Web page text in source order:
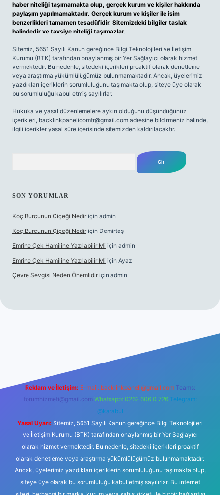
haber niteliği taşımamakta olup, gerçek kurum ve kişiler hakkında
paylaşım yapılmamaktadır. Gerçek kurum ve kişiler ile isim
benzerlikleri tamamen tesadüfidir. Sitemizdeki bilgiler taslak
halindedir ve tavsiye niteliği taşımazlar.
Sitemiz, 5651 Sayılı Kanun gereğince Bilgi Teknolojileri ve İletişim
Kurumu (BTK) tarafından onaylanmış bir Yer Sağlayıcı olarak hizmet
vermektedir. Bu nedenle, sitedeki içerikleri proaktif olarak denetleme
veya araştırma yükümlülüğümüz bulunmamaktadır. Ancak, üyelerimiz
yazdıkları içeriklerin sorumluluğunu taşımakta olup, siteye üye olarak
bu sorumluluğu kabul etmiş sayılırlar.
Hukuka ve yasal düzenlemelere aykırı olduğunu düşündüğünüz
içerikleri, backlinkpanelicomtr@gmail.com adresine bildirmeniz halinde,
ilgili içerikler yasal süre içerisinde sitemizden kaldırılacaktır.
SON YORUMLAR
Koç Burcunun Çiçeği Nedir için admin
Koç Burcunun Çiçeği Nedir için Demirtaş
Emrine Çek Hamiline Yazılabilir Mi için admin
Emrine Çek Hamiline Yazılabilir Mi için Ayaz
Çevre Sevgisi Neden Önemlidir için admin
Reklam ve İletişim: E-mail: backlinkpaneli@gmail.com Teams:
forumhizmeti@gmail.com Whatsapp: 0262 606 0 726 Telegram:
@karabul
Yasal Uyarı: Sitemiz, 5651 Sayılı Kanun gereğince Bilgi Teknolojileri
ve İletişim Kurumu (BTK) tarafından onaylanmış bir Yer Sağlayıcı
olarak hizmet vermektedir. Bu nedenle, sitedeki içerikleri proaktif
olarak denetleme veya araştırma yükümlülüğümüz bulunmamaktadır.
Ancak, üyelerimiz yazdıkları içeriklerin sorumluluğunu taşımakta olup,
siteye üye olarak bu sorumluluğu kabul etmiş sayılırlar. Bu internet